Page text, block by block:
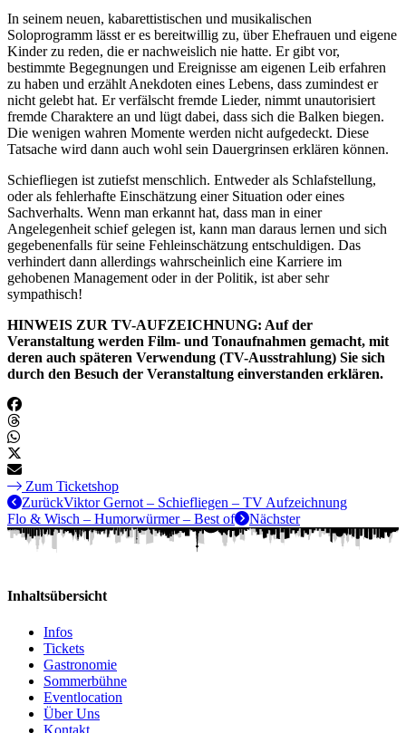
In seinem neuen, kabarettistischen und musikalischen
Soloprogramm lässt er es bereitwillig zu, über Ehefrauen und eigene
Kinder zu reden, die er nachweislich nie hatte. Er gibt vor,
bestimmte Begegnungen und Ereignisse am eigenen Leib erfahren
zu haben und erzählt Anekdoten eines Lebens, dass zumindest er
nicht gelebt hat. Er verfälscht fremde Lieder, nimmt unautorisiert
fremde Charaktere an und lügt dabei, dass sich die Balken biegen.
Die wenigen wahren Momente werden nicht aufgedeckt. Diese
Tatsache wird dann auch wohl sein Dauergrinsen erklären können.
Schiefliegen ist zutiefst menschlich. Entweder als Schlafstellung,
oder als fehlerhafte Einschätzung einer Situation oder eines
Sachverhalts. Wenn man erkannt hat, dass man in einer
Angelegenheit schief gelegen ist, kann man daraus lernen und sich
gegebenenfalls für seine Fehleinschätzung entschuldigen. Das
verhindert dann allerdings wahrscheinlich eine Karriere im
gehobenen Management oder in der Politik, ist aber sehr
sympathisch!
HINWEIS ZUR TV-AUFZEICHNUNG: Auf der
Veranstaltung werden Film- und Tonaufnahmen gemacht, mit
deren auch späteren Verwendung (TV-Ausstrahlung) Sie sich
durch den Besuch der Veranstaltung einverstanden erklären.
Zum Ticketshop
ZurückViktor Gernot – Schiefliegen – TV Aufzeichnung
Flo & Wisch – Humorwürmer – Best of
Nächster
Inhaltsübersicht
Infos
Tickets
Gastronomie
Sommerbühne
Eventlocation
Über Uns
Kontakt